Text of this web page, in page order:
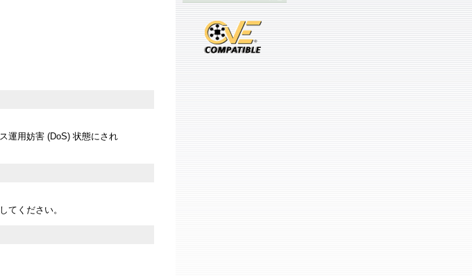
運用妨害 (DoS) 状態にされ
てください。